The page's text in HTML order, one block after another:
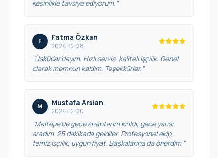
Kesinlikle tavsiye ediyorum."
F Fatma Özkan
2024-12-28
"Üsküdar’dayım. Hızlı servis, kaliteli işçilik. Genel
olarak memnun kaldım. Teşekkürler."
M Mustafa Arslan
2024-12-20
"Maltepe’de gece anahtarım kırıldı, gece yarısı
aradım, 25 dakikada geldiler. Profesyonel ekip,
temiz işçilik, uygun fiyat. Başkalarına da önerdim."